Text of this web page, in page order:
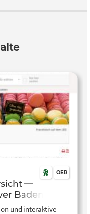
OER
—
Baden-
und interaktive